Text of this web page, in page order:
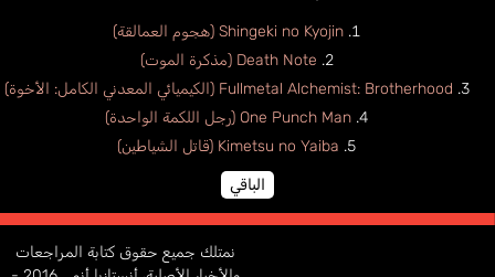
Shingeki no Kyojin (هجوم العمالقة)
Death Note (مذكرة الموت)
Fullmetal Alchemist: Brotherhood (الكيميائي المعدني الكامل: الأخوة)
One Punch Man (رجل اللكمة الواحدة)
Kimetsu no Yaiba (قاتل الشياطين)
الباقي
نمتلك جميع حقوق كتابة المراجعات